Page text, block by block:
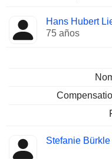
Hans Hubert
75 años
Stefanie Bürkle